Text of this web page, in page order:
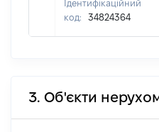
Ідентифікаційний
код:
34824364
3. Об'єкти